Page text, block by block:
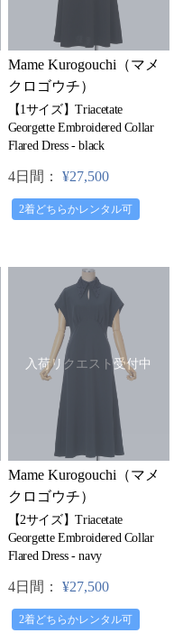
Mame Kurogouchi（マメ
クロゴウチ）
【1サイズ】Triacetate
Georgette Embroidered Collar
Flared Dress - black
4日間： ¥27,500
2着どちらかレンタル可
入荷リクエスト受付中
Mame Kurogouchi（マメ
クロゴウチ）
【2サイズ】Triacetate
Georgette Embroidered Collar
Flared Dress - navy
4日間： ¥27,500
2着どちらかレンタル可